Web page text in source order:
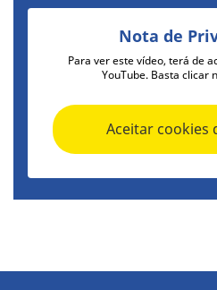
Nota de
Para ver este vídeo, terá de
YouTube. Basta clicar
Aceitar cookies